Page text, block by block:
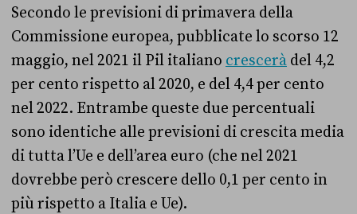
Secondo le previsioni di primavera della
Commissione europea, pubblicate lo scorso 12
maggio, nel 2021 il Pil italiano crescerà del 4,2
per cento rispetto al 2020, e del 4,4 per cento
nel 2022. Entrambe queste due percentuali
sono identiche alle previsioni di crescita media
di tutta l’Ue e dell’area euro (che nel 2021
dovrebbe però crescere dello 0,1 per cento in
più rispetto a Italia e Ue).